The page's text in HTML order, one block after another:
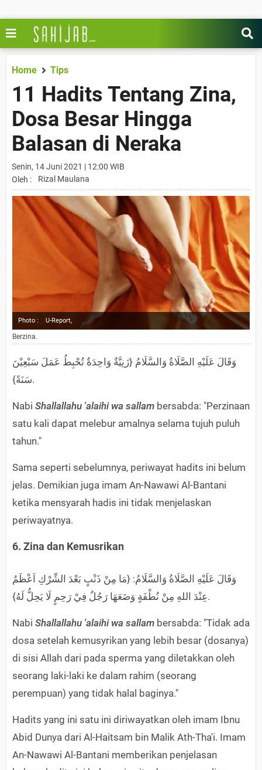
Home Tips
11 Hadits Tentang Zina,
Dosa Besar Hingga
Balasan di Neraka
Senin, 14 Juni 2021 | 12:00 WIB
Oleh :
Rizal Maulana
Photo : U-Report,
Berzina.
وَقَالَ عَلَيْهِ الصَّلَاةُ وَالسَّلَامُ {زَنِيَّةٌ وَاحِدَةٌ تُحْبِطُ عَمَلَ سَبْعِيْنَ
سَنَةً}.
Nabi Shallallahu 'alaihi wa sallam bersabda: "Perzinaan
satu kali dapat melebur amalnya selama tujuh puluh
tahun."
Sama seperti sebelumnya, periwayat hadits ini belum
jelas. Demikian juga imam An-Nawawi Al-Bantani
ketika mensyarah hadis ini tidak menjelaskan
periwayatnya.
6. Zina dan Kemusrikan
وَقَالَ عَلَيْهِ الصَّلَاةُ وَالسَّلَامُ: {مَا مِنْ ذَنْبٍ بَعْدَ الشِّرْكِ اَعْظَمُ
عِنْدَ اللهِ مِنْ نُطْفَةٍ وَضَعَهَا رَجُلٌ فِيْ رَحِمٍ لَا يَحِلُّ لَهُ}.
Nabi Shallallahu 'alaihi wa sallam bersabda: "Tidak ada
dosa setelah kemusyrikan yang lebih besar (dosanya)
di sisi Allah dari pada sperma yang diletakkan oleh
seorang laki-laki ke dalam rahim (seorang
perempuan) yang tidak halal baginya."
Hadits yang ini satu ini diriwayatkan oleh imam Ibnu
Abid Dunya dari Al-Haitsam bin Malik Ath-Tha'i. Imam
An-Nawawi Al-Bantani memberikan penjelasan